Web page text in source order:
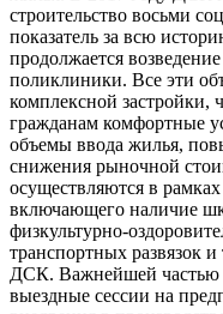
строительство восьми
показатель за всю
продолжается
поликлиники. Все эти
комплексной застройки,
гражданам комфортные
объемы ввода жилья,
снижения рыночной
осуществляются в
включающего наличие
физкультурно-
транспортных развязок
ДСК. Важнейшей частью
выездные сессии на